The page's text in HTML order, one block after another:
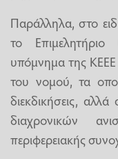
Παράλληλα, στο
το
υπόμνημα της ΚΕΕΕ
του νομού, τα
διεκδικήσεις,
διαχρονικών
περιφερειακής